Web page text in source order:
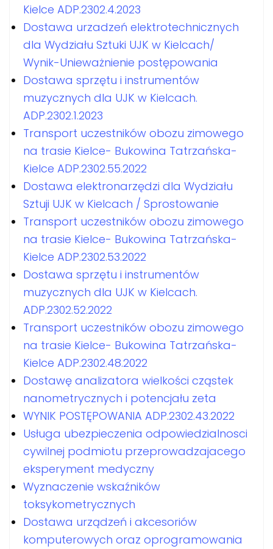
Kielce ADP.2302.4.2023
Dostawa urzadzeń elektrotechnicznych
dla Wydziału Sztuki UJK w Kielcach/
Wynik-Unieważnienie postępowania
Dostawa sprzętu i instrumentów
muzycznych dla UJK w Kielcach.
ADP.2302.1.2023
Transport uczestników obozu zimowego
na trasie Kielce- Bukowina Tatrzańska-
Kielce ADP.2302.55.2022
Dostawa elektronarzędzi dla Wydziału
Sztuji UJK w Kielcach / Sprostowanie
Transport uczestników obozu zimowego
na trasie Kielce- Bukowina Tatrzańska-
Kielce ADP.2302.53.2022
Dostawa sprzętu i instrumentów
muzycznych dla UJK w Kielcach.
ADP.2302.52.2022
Transport uczestników obozu zimowego
na trasie Kielce- Bukowina Tatrzańska-
Kielce ADP.2302.48.2022
Dostawę analizatora wielkości cząstek
nanometrycznych i potencjału zeta
WYNIK POSTĘPOWANIA ADP.2302.43.2022
Usługa ubezpieczenia odpowiedzialnosci
cywilnej podmiotu przeprowadzajacego
eksperyment medyczny
Wyznaczenie wskaźników
toksykometrycznych
Dostawa urządzeń i akcesoriów
komputerowych oraz oprogramowania